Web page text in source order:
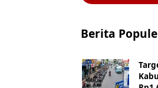
Berita